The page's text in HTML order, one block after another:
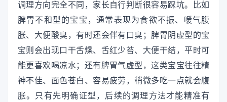
调理方向完全不同，家长自行判断很容易踩坑。比如
脾胃不和型的宝宝，通常表现为食欲不振、嗳气腹
胀、大便酸臭，有时还会伴有口臭；脾胃阴虚型的宝
宝则会出现口干舌燥、舌红少苔、大便干结，平时可
能更喜欢喝凉水；还有脾胃气虚型，这类宝宝往往精
神不佳、面色苍白、容易疲劳，稍微多吃一点就会腹
胀。只有先明确证型，后续的调理方法才能精准有